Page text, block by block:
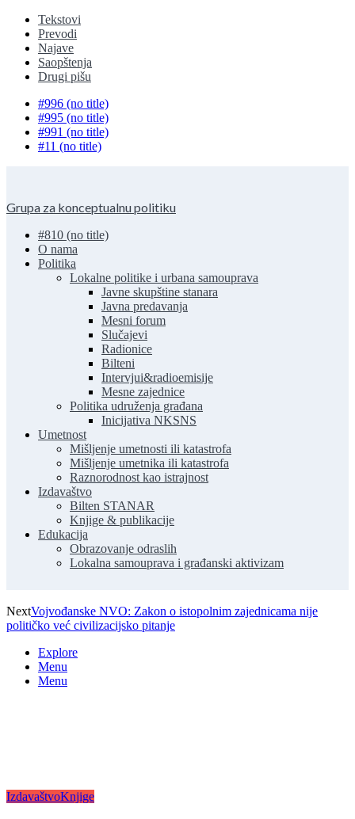
Tekstovi
Prevodi
Najave
Saopštenja
Drugi pišu
#996 (no title)
#995 (no title)
#991 (no title)
#11 (no title)
Grupa za konceptualnu politiku
#810 (no title)
O nama
Politika
Lokalne politike i urbana samouprava
Javne skupštine stanara
Javna predavanja
Mesni forum
Slučajevi
Radionice
Bilteni
Intervjui&radioemisije
Mesne zajednice
Politika udruženja građana
Inicijativa NKSNS
Umetnost
Mišljenje umetnosti ili katastrofa
Mišljenje umetnika ili katastrofa
Raznorodnost kao istrajnost
Izdavaštvo
Bilten STANAR
Knjige & publikacije
Edukacija
Obrazovanje odraslih
Lokalna samouprava i građanski aktivizam
NextVojvođanske NVO: Zakon o istopolnim zajednicama nije
političko već civilizacijsko pitanje
Explore
Menu
Menu
IzdavaštvoKnjige